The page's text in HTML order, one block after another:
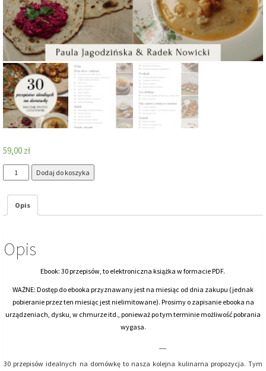
59,00 zł
ilość
Ebook:
30
przepisów
domówkę
Dodaj do koszyka
Opis
Opis
Ebook: 30 przepisów, to elektroniczna książka w formacie PDF.
WAŻNE: Dostęp do ebooka przyznawany jest na miesiąc od dnia zakupu (jednak
pobieranie przez ten miesiąc jest nielimitowane). Prosimy o zapisanie ebooka na
urządzeniach, dysku, w chmurze itd., ponieważ po tym terminie możliwość pobrania
wygasa.
30 przepisów idealnych na domówkę to nasza kolejna kulinarna propozycja. Tym